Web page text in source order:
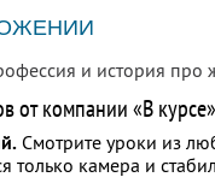
и история про
от компании «В
Смотрите уроки из
только камера и